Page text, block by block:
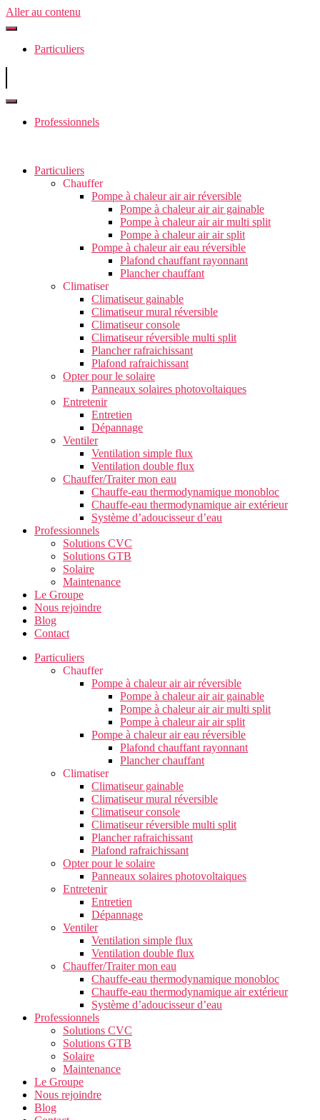
Aller au contenu
Particuliers
Professionnels
Particuliers
Chauffer
Pompe à chaleur air air réversible
Pompe à chaleur air air gainable
Pompe à chaleur air air multi split
Pompe à chaleur air air split
Pompe à chaleur air eau réversible
Plafond chauffant rayonnant
Plancher chauffant
Climatiser
Climatiseur gainable
Climatiseur mural réversible
Climatiseur console
Climatiseur réversible multi split
Plancher rafraichissant
Plafond rafraichissant
Opter pour le solaire
Panneaux solaires photovoltaiques
Entretenir
Entretien
Dépannage
Ventiler
Ventilation simple flux
Ventilation double flux
Chauffer/Traiter mon eau
Chauffe-eau thermodynamique monobloc
Chauffe-eau thermodynamique air extérieur
Système d’adoucisseur d’eau
Professionnels
Solutions CVC
Solutions GTB
Solaire
Maintenance
Le Groupe
Nous rejoindre
Blog
Contact
Particuliers
Chauffer
Pompe à chaleur air air réversible
Pompe à chaleur air air gainable
Pompe à chaleur air air multi split
Pompe à chaleur air air split
Pompe à chaleur air eau réversible
Plafond chauffant rayonnant
Plancher chauffant
Climatiser
Climatiseur gainable
Climatiseur mural réversible
Climatiseur console
Climatiseur réversible multi split
Plancher rafraichissant
Plafond rafraichissant
Opter pour le solaire
Panneaux solaires photovoltaiques
Entretenir
Entretien
Dépannage
Ventiler
Ventilation simple flux
Ventilation double flux
Chauffer/Traiter mon eau
Chauffe-eau thermodynamique monobloc
Chauffe-eau thermodynamique air extérieur
Système d’adoucisseur d’eau
Professionnels
Solutions CVC
Solutions GTB
Solaire
Maintenance
Le Groupe
Nous rejoindre
Blog